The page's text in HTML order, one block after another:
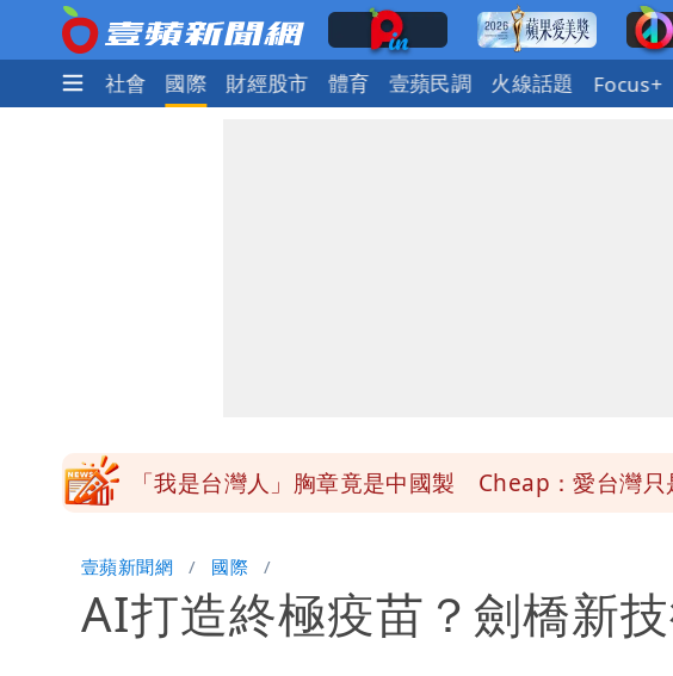
政治 社會 國際 財經股市 體育 壹蘋民調 火線話題 Focus+
「我是台灣人」胸章竟是中國製 Cheap：愛台灣只
颱風白海豚暴風圈縮小 未來強度有減弱趨勢
壹蘋新聞網 國際
AI打造終極疫苗？劍橋新